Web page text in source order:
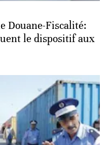
Douane-Fiscalité:
le dispositif aux